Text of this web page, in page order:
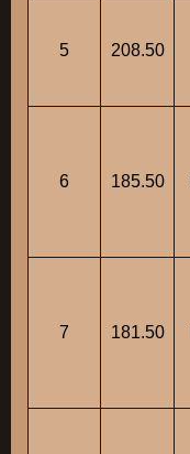
5 208.50
6 185.50
7 181.50